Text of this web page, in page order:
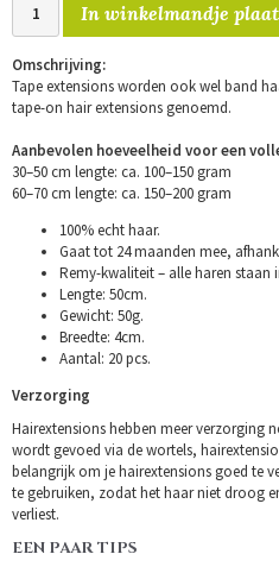
In winkelmandje
Omschrijving:
Tape extensions worden ook wel band
tape-on hair extensions genoemd.
Aanbevolen hoeveelheid voor een
30–50 cm lengte: ca. 100–150 gram
60–70 cm lengte: ca. 150–200 gram
100% echt haar.
Gaat tot 24 maanden mee,
Remy-kwaliteit – alle haren staan
Lengte: 50cm.
Gewicht: 50g.
Breedte: 4cm.
Aantal: 20 pcs.
Verzorging
Hairextensions hebben meer verzorging
wordt gevoed via de wortels,
belangrijk om je hairextensions goed te
te gebruiken, zodat het haar niet droog
verliest.
EEN PAAR TIPS